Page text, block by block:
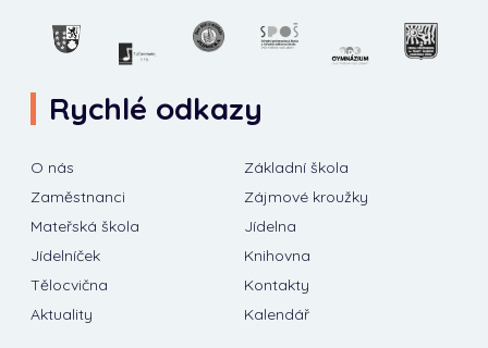
Rychlé odkazy
O nás
Základní škola
Zaměstnanci
Zájmové kroužky
Mateřská škola
Jídelna
Jídelníček
Knihovna
Tělocvična
Kontakty
Aktuality
Kalendář